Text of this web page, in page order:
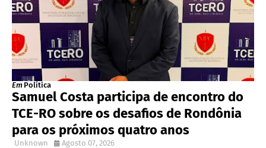
Em Política
Samuel Costa participa de encontro do
TCE-RO sobre os desafios de Rondônia
para os próximos quatro anos
Unknown
Agosto 07, 2026